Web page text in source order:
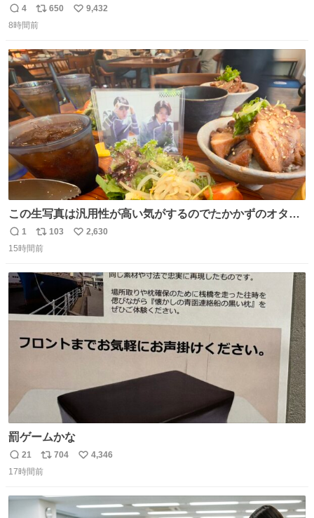
ぽ置き場係になっている
返
信
4
リ
ポ
ト
数
650
い
数
9,432
8時間前
この生写真は汎用性が高い気がするのでたかかずのオタク
は絶対買った方が良いw
返
信
1
リ
ポ
ト
数
103
い
数
2,630
15時間前
罰ゲームかな
返
信
21
リ
ポ
ト
704
い
数
4,346
17時間前